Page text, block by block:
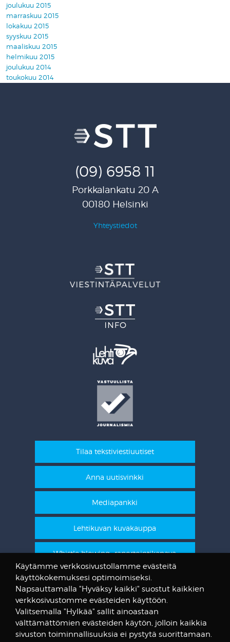
joulukuu 2015
marraskuu 2015
lokakuu 2015
syyskuu 2015
maaliskuu 2015
helmikuu 2015
joulukuu 2014
toukokuu 2014
(09) 6958 11
Porkkalankatu 20 A
00180 Helsinki
Yhteystiedot
Tilaa tekstiviestiuutiset
Anna uutisvinkki
Mediapankki
Lehtikuvan kuvakauppa
Whistle blowing -raportointikanava
STT Info
Lehtikuvan vanhat kuvat
@STTuutiset
@STTinfo
Käytämme verkkosivustollamme evästeitä
käyttökokemuksesi optimoimiseksi.
Napsauttamalla "Hyväksy kaikki" suostut kaikkien
verkkosivustomme evästeiden käyttöön.
Valitsemalla "Hylkää" sallit ainoastaan
välttämättömien evästeiden käytön, jolloin kaikkia
sivuston toiminnallisuuksia ei pystytä suorittamaan.